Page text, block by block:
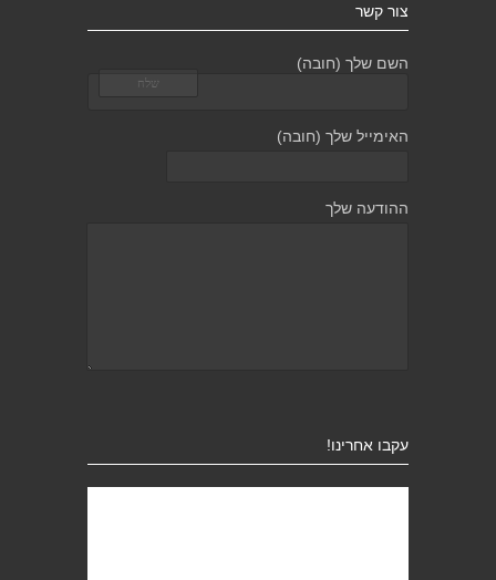
צור קשר
השם שלך (חובה)
האימייל שלך (חובה)
ההודעה שלך
עקבו אחרינו!